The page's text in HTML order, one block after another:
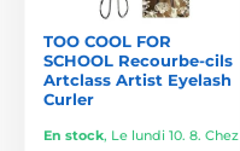
TOO COOL FOR
SCHOOL Recourbe-cils
Artclass Artist Eyelash
Curler
En stock, Le lundi 10. 8. Chez